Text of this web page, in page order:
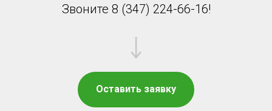
Звоните 8 (347) 224-66-16!
Оставить заявку